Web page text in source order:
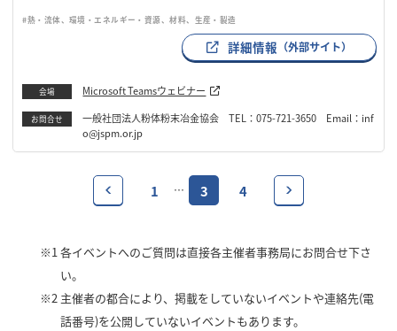
#熱・流体、環境・エネルギー・資源、材料、生産・製造
詳細情報 （外部サイト）
会場 Microsoft Teamsウェビナー
お問合せ
一般社団法人粉体粉末冶金協会 TEL：075-721-3650 Email：inf
o@jspm.or.jp
1 … 3 4
※1各イベントへのご質問は直接各主催者事務局にお問合せ下さ
い。
※2 主催者の都合により、掲載をしていないイベントや連絡先(電
話番号)を公開していないイベントもあります。